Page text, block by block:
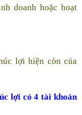
doanh hoặc hoạt
lợi hiện còn của
lợi có 4 tài khoản